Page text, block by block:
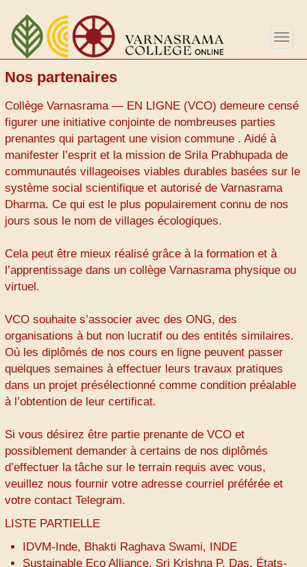
Aller
au
contenu
principal
Nos partenaires
Collège Varnasrama — EN LIGNE (VCO) demeure censé
figurer une initiative conjointe de nombreuses parties
prenantes qui partagent une vision commune . Aidé à
manifester l’esprit et la mission de Srila Prabhupada de
communautés villageoises viables durables basées sur le
système social scientifique et autorisé de Varnasrama
Dharma. Ce qui est le plus populairement connu de nos
jours sous le nom de villages écologiques.
Cela peut être mieux réalisé grâce à la formation et à
l’apprentissage dans un collège Varnasrama physique ou
virtuel.
VCO souhaite s’associer avec des ONG, des
organisations à but non lucratif ou des entités similaires.
Où les diplômés de nos cours en ligne peuvent passer
quelques semaines à effectuer leurs travaux pratiques
dans un projet présélectionné comme condition préalable
à l’obtention de leur certificat.
Si vous désirez être partie prenante de VCO et
possiblement demander à certains de nos diplômés
d’effectuer la tâche sur le terrain requis avec vous,
veuillez nous fournir votre adresse courriel préférée et
votre contact Telegram.
LISTE PARTIELLE
IDVM-Inde, Bhakti Raghava Swami, INDE
Sustainable Eco Alliance, Sri Krishna P. Das, États-